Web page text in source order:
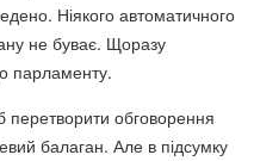
Ніякого автоматичного
не буває. Щоразу
парламенту.
обговорення
балаган. Але в підсумку